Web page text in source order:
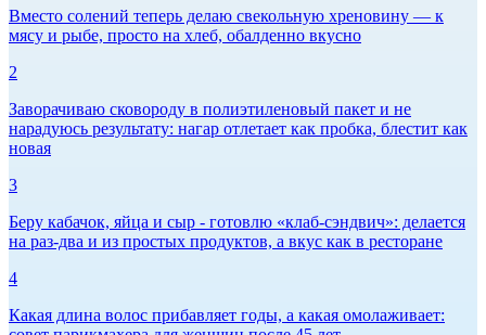
Вместо солений теперь делаю свекольную хреновину — к
мясу и рыбе, просто на хлеб, обалденно вкусно
2
Заворачиваю сковороду в полиэтиленовый пакет и не
нарадуюсь результату: нагар отлетает как пробка, блестит как
новая
3
Беру кабачок, яйца и сыр - готовлю «клаб-сэндвич»: делается
на раз-два и из простых продуктов, а вкус как в ресторане
4
Какая длина волос прибавляет годы, а какая омолаживает: